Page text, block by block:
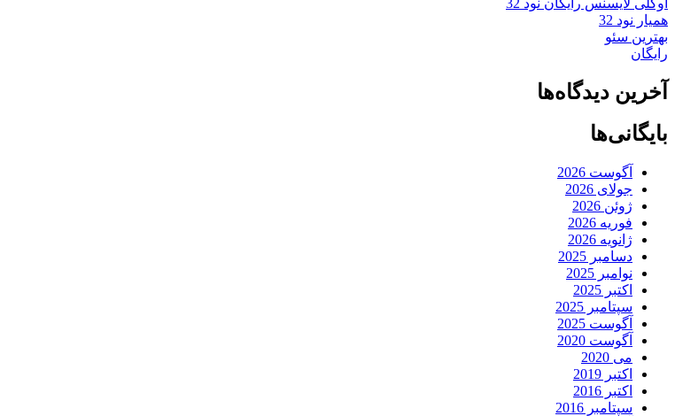
همیار نود 32
بهترین سئو
رایگان
آخرین دیدگاه‌ها
بایگانی‌ها
آگوست 2026
جولای 2026
ژوئن 2026
فوریه 2026
ژانویه 2026
دسامبر 2025
نوامبر 2025
اکتبر 2025
سپتامبر 2025
آگوست 2025
آگوست 2020
می 2020
اکتبر 2019
اکتبر 2016
سپتامبر 2016